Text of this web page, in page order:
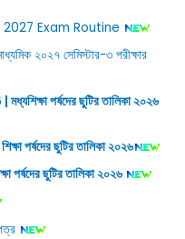
2027 Exam Routine
২০২৭ সেমিস্টার-৩ পরীক্ষার
পর্ষদের ছুটির তালিকা ২০২৬
পর্ষদের ছুটির তালিকা ২০২৬
পর্ষদের ছুটির তালিকা ২০২৬